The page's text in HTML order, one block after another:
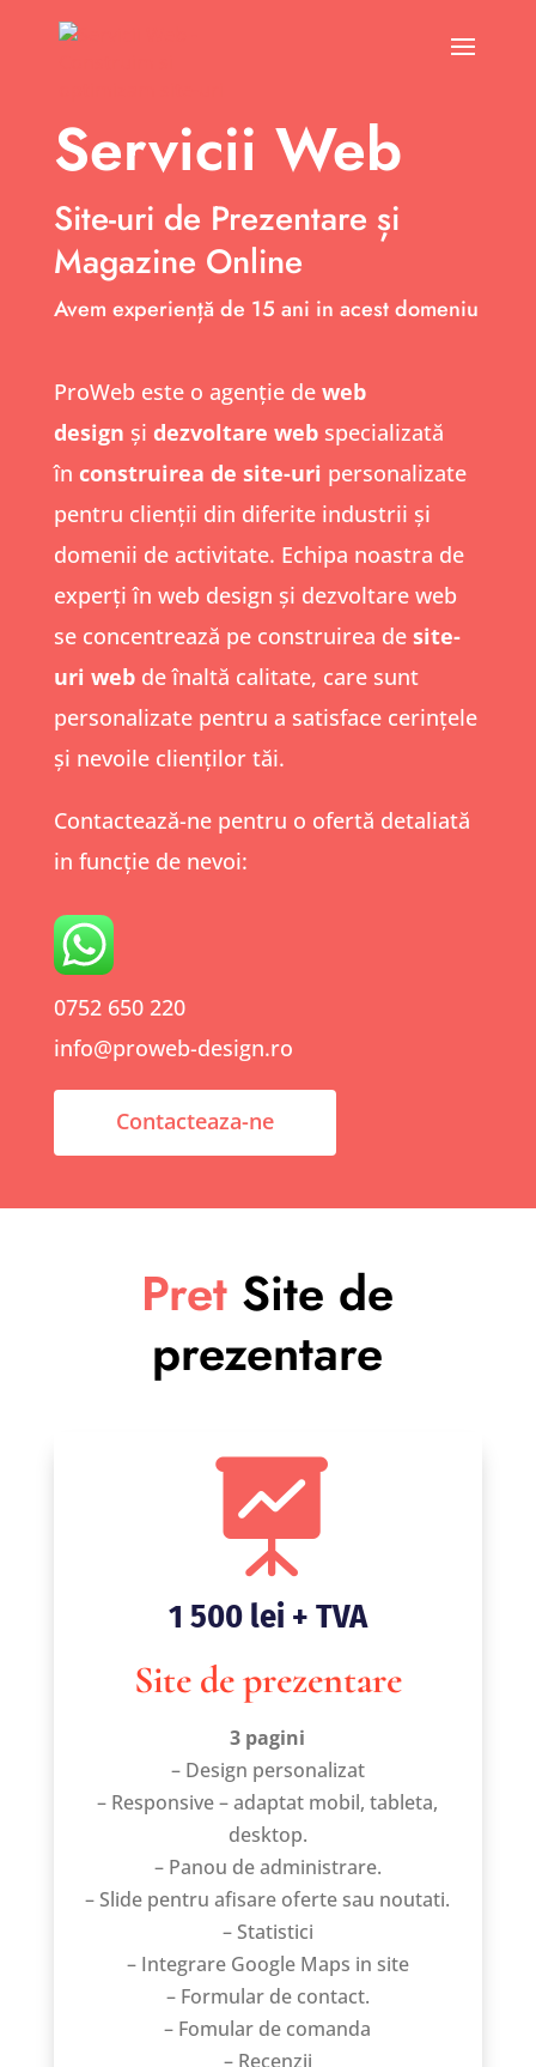
Servicii Web
Site-uri de Prezentare și
Magazine Online
Avem experiență de 15 ani in acest domeniu
ProWeb este o agenție de web
design și dezvoltare webspecializată
în construirea de site-uri personalizate
pentru clienții din diferite industrii și
domenii de activitate. Echipa noastra de
experți în web design și dezvoltare web
se concentrează pe construirea de site-
uri webde înaltă calitate, care sunt
personalizate pentru a satisface cerințele
și nevoile clienților tăi.
Contactează-ne pentru o ofertă detaliată
in funcție de nevoi:
0752 650 220
info@proweb-design.ro
Contacteaza-ne
Pret Site de
prezentare

1 500 lei + TVA
Site de prezentare
3 pagini
– Design personalizat
– Responsive – adaptat mobil, tableta,
desktop.
– Panou de administrare.
– Slide pentru afisare oferte sau noutati.
– Statistici
– Integrare Google Maps in site
– Formular de contact.
– Fomular de comanda
– Recenzii